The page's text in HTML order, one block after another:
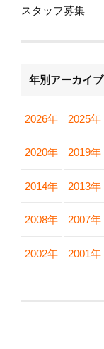
スタッフ募集
年別アーカイブ
2026年 2025年
2020年 2019年
2014年 2013年
2008年 2007年
2002年 2001年